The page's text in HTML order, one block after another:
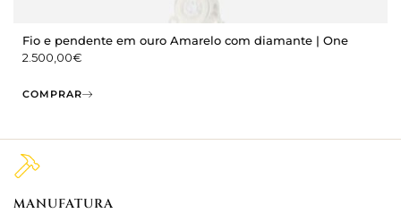
Fio e pendente em ouro Amarelo com diamante | One
2.500,00€
COMPRAR
MANUFATURA